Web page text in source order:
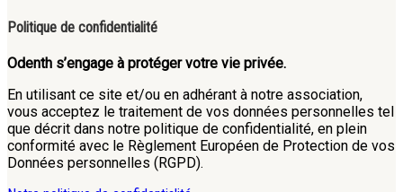
Politique de confidentialité
Odenth s’engage à protéger votre vie privée.
En utilisant ce site et/ou en adhérant à notre association,
vous acceptez le traitement de vos données personnelles tel
que décrit dans notre politique de confidentialité, en plein
conformité avec le Règlement Européen de Protection de vos
Données personnelles (RGPD).